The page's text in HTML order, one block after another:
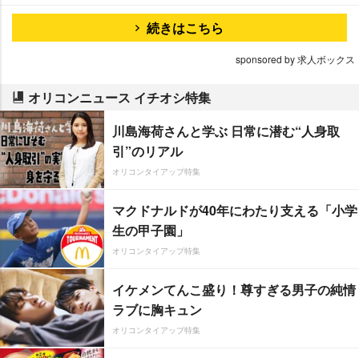
続きはこちら
sponsored by 求人ボックス
オリコンニュース イチオシ特集
川島海荷さんと学ぶ 日常に潜む“人身取
引”のリアル
オリコンタイアップ特集
マクドナルドが40年にわたり支える「小学
生の甲子園」
オリコンタイアップ特集
イケメンてんこ盛り！尊すぎる男子の純情
ラブに胸キュン
オリコンタイアップ特集